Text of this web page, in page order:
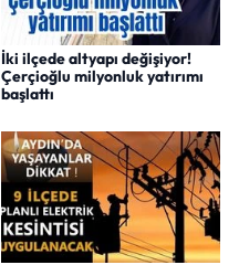
İki ilçede altyapı değişiyor!
Çerçioğlu milyonluk yatırımı
başlattı